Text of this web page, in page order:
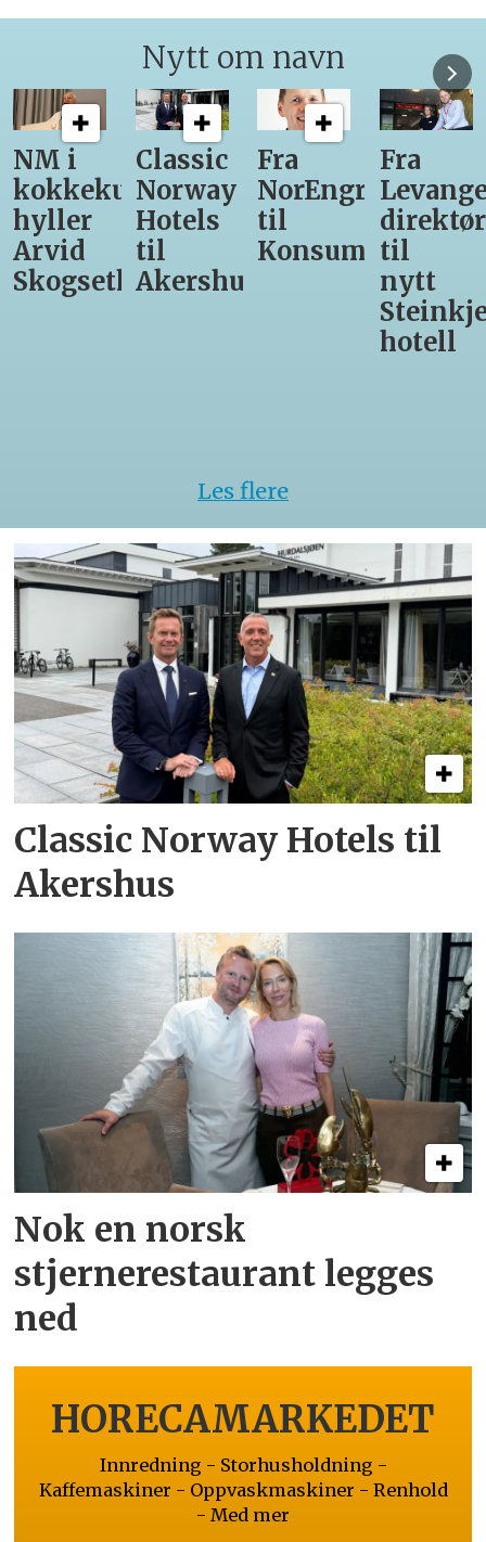
Nytt om navn
NM i
kokkekunst
hyller
Arvid
Skogseth
Classic
Norway
Hotels
til
Akershus
Fra
NorEngros
til
Konsumgruppen
Fra
direktør
til
nytt
hotell
Les flere
Classic Norway Hotels til
Akershus
Nok en norsk
stjernerestaurant legges
ned
HORECAMARKEDET
Innredning - Storhusholdning -
Kaffemaskiner - Oppvaskmaskiner - Renhold
- Med mer